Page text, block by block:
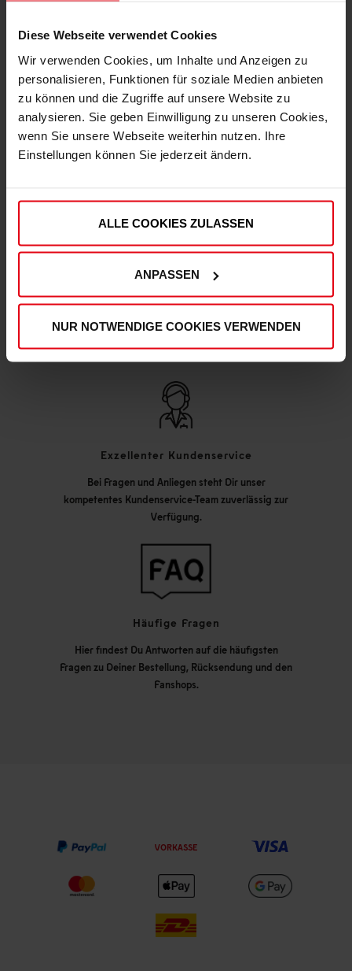
Diese Webseite verwendet Cookies
Wir verwenden Cookies, um Inhalte und Anzeigen zu
personalisieren, Funktionen für soziale Medien anbieten
zu können und die Zugriffe auf unsere Website zu
analysieren. Sie geben Einwilligung zu unseren Cookies,
wenn Sie unsere Webseite weiterhin nutzen. Ihre
Einstellungen können Sie jederzeit ändern.
ALLE COOKIES ZULASSEN
ANPASSEN
NUR NOTWENDIGE COOKIES VERWENDEN
Express Lieferung möglich
kannst Du deine Bestellung auch mit der
Qualitätskontrollen, um Deinen und unseren hohen
Qualitätsstandards zu entsprechen.
Exzellenter Kundenservice
Bei Fragen und Anliegen steht Dir unser
kompetentes Kundenservice-Team zuverlässig zur
Verfügung.
Häufige Fragen
Hier findest Du Antworten auf die häufigsten
Fragen zu Deiner Bestellung, Rücksendung und den
Fanshops.
VORKASSE